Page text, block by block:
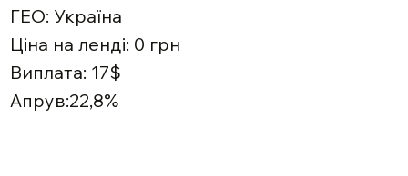
ГЕО: Україна
Ціна на ленді: 0 грн
Виплата: 17$
Апрув:22,8%